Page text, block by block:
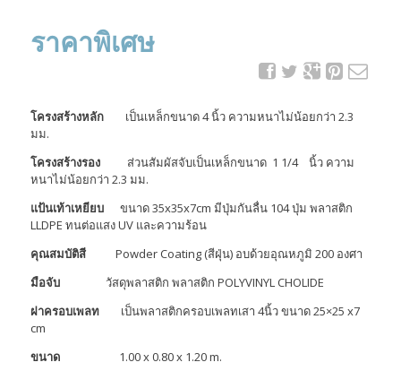
ราคาพิเศษ
โครงสร้างหลักเป็นเหล็กขนาด 4 นิ้ว ความหนาไม่น้อยกว่า 2.3
มม.
โครงสร้างรองส่วนสัมผัสจับเป็นเหล็กขนาด 1 1/4 นิ้ว ความ
หนาไม่น้อยกว่า 2.3 มม.
แป้นเท้าเหยียบขนาด 35x35x7cm มีปุ่มกันลื่น 104 ปุ่ม พลาสติก
LLDPE ทนต่อแสง UV และความร้อน
คุณสมบัติสีPowder Coating (สีฝุ่น) อบด้วยอุณหภูมิ 200 องศา
มือจับ วัสดุพลาสติก พลาสติก POLYVINYL CHOLIDE
ฝาครอบเพลทเป็นพลาสติกครอบเพลทเสา 4นิ้ว ขนาด 25×25 x7
cm
ขนาด
1.00 x 0.80 x 1.20 m.